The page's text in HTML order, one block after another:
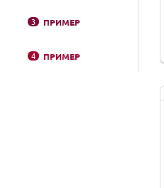
3 ПРИМЕР
4 ПРИМЕР